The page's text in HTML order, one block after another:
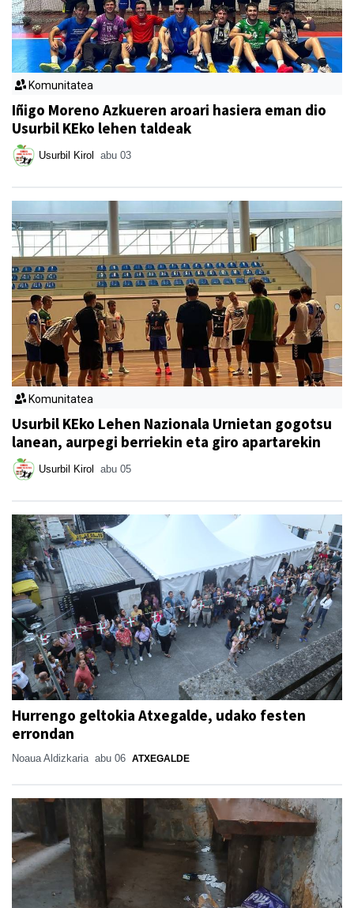
Komunitatea
Iñigo Moreno Azkueren aroari hasiera eman dio
Usurbil KEko lehen taldeak
Usurbil Kirol abu 03
Komunitatea
Usurbil KEko Lehen Nazionala Urnietan gogotsu
lanean, aurpegi berriekin eta giro apartarekin
Usurbil Kirol abu 05
Hurrengo geltokia Atxegalde, udako festen
errondan
Noaua Aldizkaria abu 06 ATXEGALDE